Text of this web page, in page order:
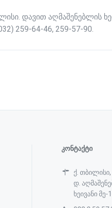
დავით აღმაშენებლის
259-64-46, 259-57-90.
კონტაქტი
ქ. თბილისი,
დ.
ხეივანი მე-